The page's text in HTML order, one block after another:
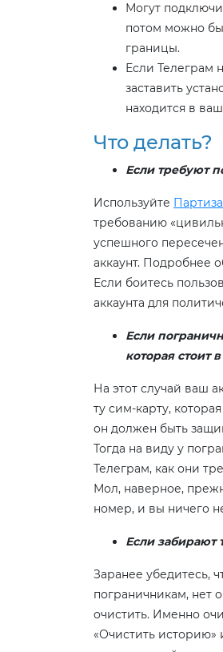
Могут
потом можно
границы.
Если Телеграм
заставить
находится в
Что делать?
Если требуют
Используйте
требованию
успешного
аккаунт. Подробнее
Если боитесь
аккаунта для
Если
которая стоит
На этот случай ваш
ту сим-карту,
он должен быть
Тогда на виду у
Телеграм, как они
Мол, наверное,
номер, и вы ничего
Если забирают
Заранее убедитесь,
пограничникам, нет
очистить. Именно
«Очистить историю»